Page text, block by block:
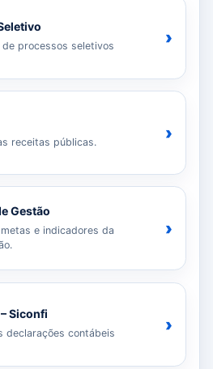
de processos seletivos ›
receitas públicas. ›
Gestão
e indicadores da
›
Siconfi
declarações contábeis ›